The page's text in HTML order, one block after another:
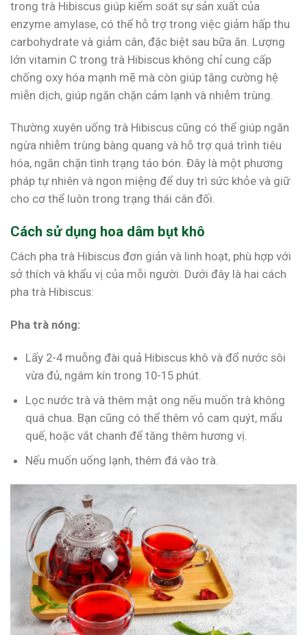
trong trà Hibiscus giúp kiểm soát sự sản xuất của
enzyme amylase, có thể hỗ trợ trong việc giảm hấp thu
carbohydrate và giảm cân, đặc biệt sau bữa ăn. Lượng
lớn vitamin C trong trà Hibiscus không chỉ cung cấp
chống oxy hóa mạnh mẽ mà còn giúp tăng cường hệ
miễn dịch, giúp ngăn chặn cảm lạnh và nhiễm trùng.
Thường xuyên uống trà Hibiscus cũng có thể giúp ngăn
ngừa nhiễm trùng bàng quang và hỗ trợ quá trình tiêu
hóa, ngăn chặn tình trạng táo bón. Đây là một phương
pháp tự nhiên và ngon miệng để duy trì sức khỏe và giữ
cho cơ thể luôn trong trạng thái cân đối.
Cách sử dụng hoa dâm bụt khô
Cách pha trà Hibiscus đơn giản và linh hoạt, phù hợp với
sở thích và khẩu vị của mỗi người. Dưới đây là hai cách
pha trà Hibiscus:
Pha trà nóng:
Lấy 2-4 muỗng đài quả Hibiscus khô và đổ nước sôi
vừa đủ, ngâm kín trong 10-15 phút.
Lọc nước trà và thêm mật ong nếu muốn trà không
quá chua. Bạn cũng có thể thêm vỏ cam quýt, mẩu
quế, hoặc vắt chanh để tăng thêm hương vị.
Nếu muốn uống lạnh, thêm đá vào trà.